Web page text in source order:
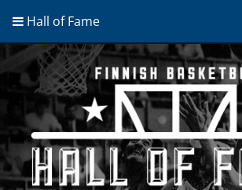
Hall of Fame